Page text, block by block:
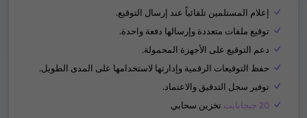
إعلام المستلمين تلقائياً عند إرسال التوقيع.
توقيع ملفات متعددة وإرسالها دفعة واحدة.
دعم التوقيع على الأجهزة المحمولة.
حفظ التوقيعات الرقمية وإدارتها لاستخدامها على المدى الطويل.
توفير سجل التدقيق والاعتماد.
20 جيجابايت
تخزين سحابي